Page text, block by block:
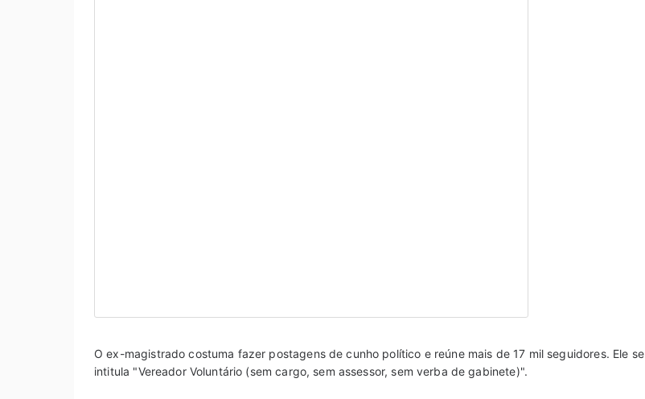
O ex-magistrado costuma fazer postagens de cunho político e reúne mais de 17 mil seguidores. Ele se
intitula "Vereador Voluntário (sem cargo, sem assessor, sem verba de gabinete)".